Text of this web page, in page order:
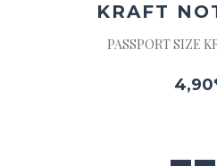
KRAFT
PASSPORT SIZE
4,90